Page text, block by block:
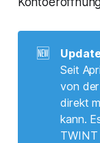
🆕
Seit
von
direkt
kann.
TWINT